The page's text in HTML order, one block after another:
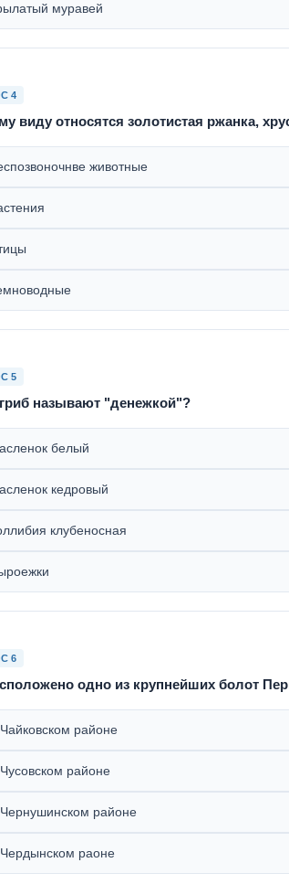
муравей
4
виду относятся золотистая ржанка,
животные
5
называют "денежкой"?
белый
кедровый
клубеносная
6
одно из крупнейших болот
районе
районе
районе
раоне